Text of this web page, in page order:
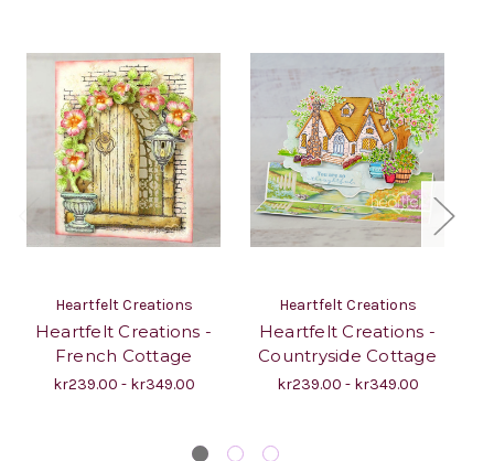
Heartfelt Creations
Heartfelt Creations -
French Cottage
kr239.00 - kr349.00
Heartfelt Creations
Heartfelt Creations -
Countryside Cottage
kr239.00 - kr349.00